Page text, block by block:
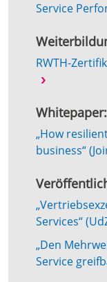
Service
RWTH-
Whitepaper:
„How
business“
Services“
„Den
Service